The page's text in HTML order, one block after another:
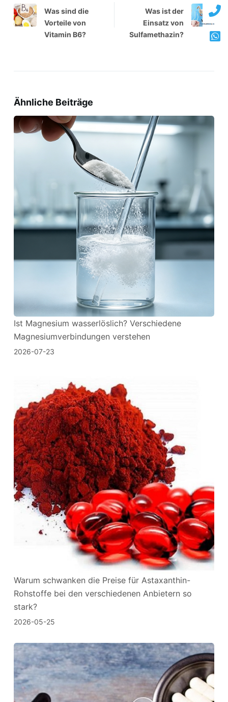
Was sind die
Vorteile von
Vitamin B6?
Was ist der
Einsatz von
Sulfamethazin?
Ähnliche Beiträge
Ist Magnesium wasserlöslich? Verschiedene
Magnesiumverbindungen verstehen
2026-07-23
Warum schwanken die Preise für Astaxanthin-
Rohstoffe bei den verschiedenen Anbietern so
stark?
2026-05-25